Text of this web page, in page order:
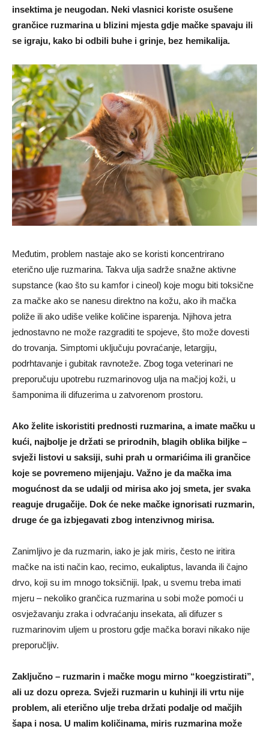
insektima je neugodan. Neki vlasnici koriste osušene
grančice ruzmarina u blizini mjesta gdje mačke spavaju ili
se igraju, kako bi odbili buhe i grinje, bez hemikalija.
Međutim, problem nastaje ako se koristi koncentrirano
eterično ulje ruzmarina. Takva ulja sadrže snažne aktivne
supstance (kao što su kamfor i cineol) koje mogu biti toksične
za mačke ako se nanesu direktno na kožu, ako ih mačka
poliže ili ako udiše velike količine isparenja. Njihova jetra
jednostavno ne može razgraditi te spojeve, što može dovesti
do trovanja. Simptomi uključuju povraćanje, letargiju,
podrhtavanje i gubitak ravnoteže. Zbog toga veterinari ne
preporučuju upotrebu ruzmarinovog ulja na mačjoj koži, u
šamponima ili difuzerima u zatvorenom prostoru.
Ako želite iskoristiti prednosti ruzmarina, a imate mačku u
kući, najbolje je držati se prirodnih, blagih oblika biljke –
svježi listovi u saksiji, suhi prah u ormarićima ili grančice
koje se povremeno mijenjaju. Važno je da mačka ima
mogućnost da se udalji od mirisa ako joj smeta, jer svaka
reaguje drugačije. Dok će neke mačke ignorisati ruzmarin,
druge će ga izbjegavati zbog intenzivnog mirisa.
Zanimljivo je da ruzmarin, iako je jak miris, često ne iritira
mačke na isti način kao, recimo, eukaliptus, lavanda ili čajno
drvo, koji su im mnogo toksičniji. Ipak, u svemu treba imati
mjeru – nekoliko grančica ruzmarina u sobi može pomoći u
osvježavanju zraka i odvraćanju insekata, ali difuzer s
ruzmarinovim uljem u prostoru gdje mačka boravi nikako nije
preporučljiv.
Zaključno – ruzmarin i mačke mogu mirno “koegzistirati”,
ali uz dozu opreza. Svježi ruzmarin u kuhinji ili vrtu nije
problem, ali eterično ulje treba držati podalje od mačjih
šapa i nosa. U malim količinama, miris ruzmarina može